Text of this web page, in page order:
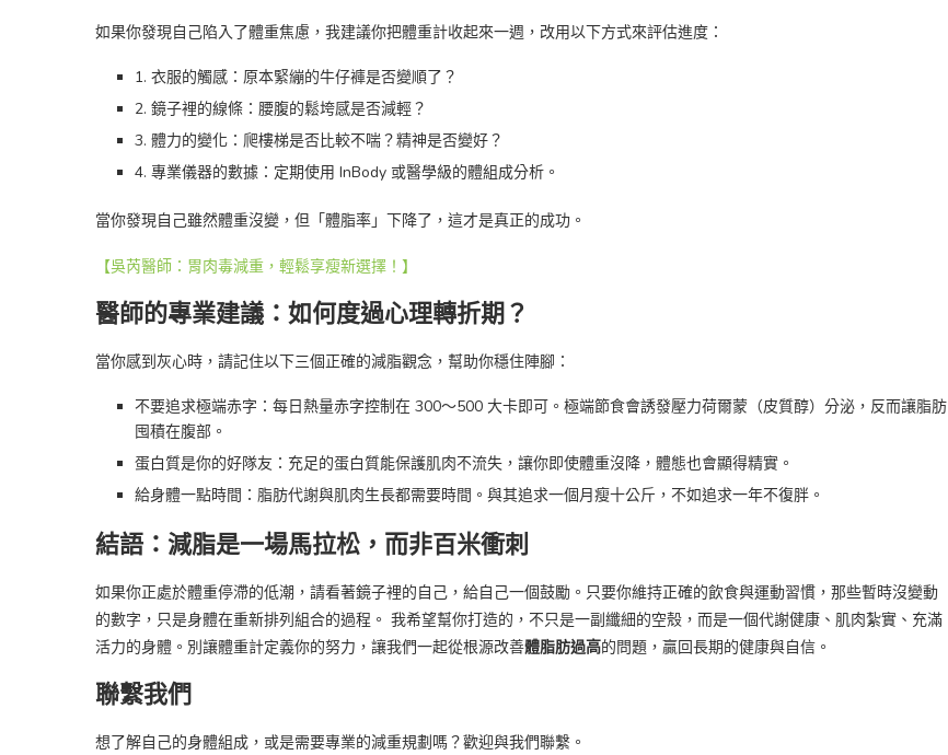
如果你發現自己陷入了體重焦慮，我建議你把體重計收起來一週，改用以下方式來評估進度：
1. 衣服的觸感：原本緊繃的牛仔褲是否變順了？
2. 鏡子裡的線條：腰腹的鬆垮感是否減輕？
3. 體力的變化：爬樓梯是否比較不喘？精神是否變好？
4. 專業儀器的數據：定期使用 InBody 或醫學級的體組成分析。
當你發現自己雖然體重沒變，但「體脂率」下降了，這才是真正的成功。
【吳芮醫師：胃肉毒減重，輕鬆享瘦新選擇！】
醫師的專業建議：如何度過心理轉折期？
當你感到灰心時，請記住以下三個正確的減脂觀念，幫助你穩住陣腳：
不要追求極端赤字：每日熱量赤字控制在 300～500 大卡即可。極端節食會誘發壓力荷爾蒙（皮質醇）分泌，反而讓脂肪
囤積在腹部。
蛋白質是你的好隊友：充足的蛋白質能保護肌肉不流失，讓你即使體重沒降，體態也會顯得精實。
給身體一點時間：脂肪代謝與肌肉生長都需要時間。與其追求一個月瘦十公斤，不如追求一年不復胖。
結語：減脂是一場馬拉松，而非百米衝刺
如果你正處於體重停滯的低潮，請看著鏡子裡的自己，給自己一個鼓勵。只要你維持正確的飲食與運動習慣，那些暫時沒變動
的數字，只是身體在重新排列組合的過程。 我希望幫你打造的，不只是一副纖細的空殼，而是一個代謝健康、肌肉紮實、充滿
活力的身體。別讓體重計定義你的努力，讓我們一起從根源改善體脂肪過高的問題，贏回長期的健康與自信。
聯繫我們
想了解自己的身體組成，或是需要專業的減重規劃嗎？歡迎與我們聯繫。